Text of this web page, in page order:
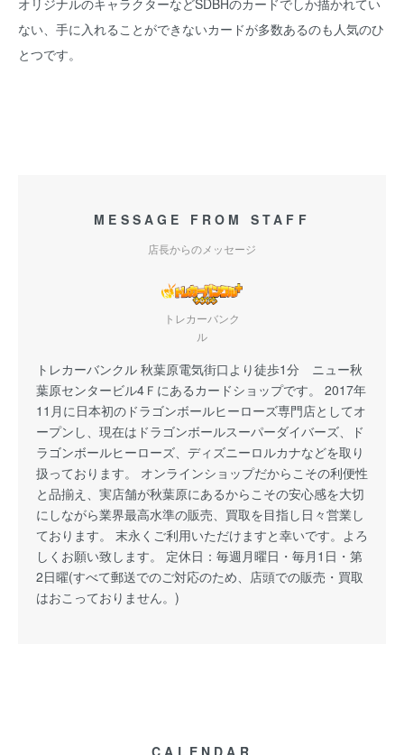
オリジナルのキャラクターなどSDBHのカードでしか描かれてい
ない、手に入れることができないカードが多数あるのも人気のひ
とつです。
MESSAGE FROM STAFF
店長からのメッセージ
トレカーバンク
ル
トレカーバンクル 秋葉原電気街口より徒歩1分 ニュー秋
葉原センタービル4Ｆにあるカードショップです。 2017年
11月に日本初のドラゴンボールヒーローズ専門店としてオ
ープンし、現在はドラゴンボールスーパーダイバーズ、ド
ラゴンボールヒーローズ、ディズニーロルカナなどを取り
扱っております。 オンラインショップだからこその利便性
と品揃え、実店舗が秋葉原にあるからこその安心感を大切
にしながら業界最高水準の販売、買取を目指し日々営業し
ております。 末永くご利用いただけますと幸いです。よろ
しくお願い致します。 定休日：毎週月曜日・毎月1日・第
2日曜(すべて郵送でのご対応のため、店頭での販売・買取
はおこっておりません。)